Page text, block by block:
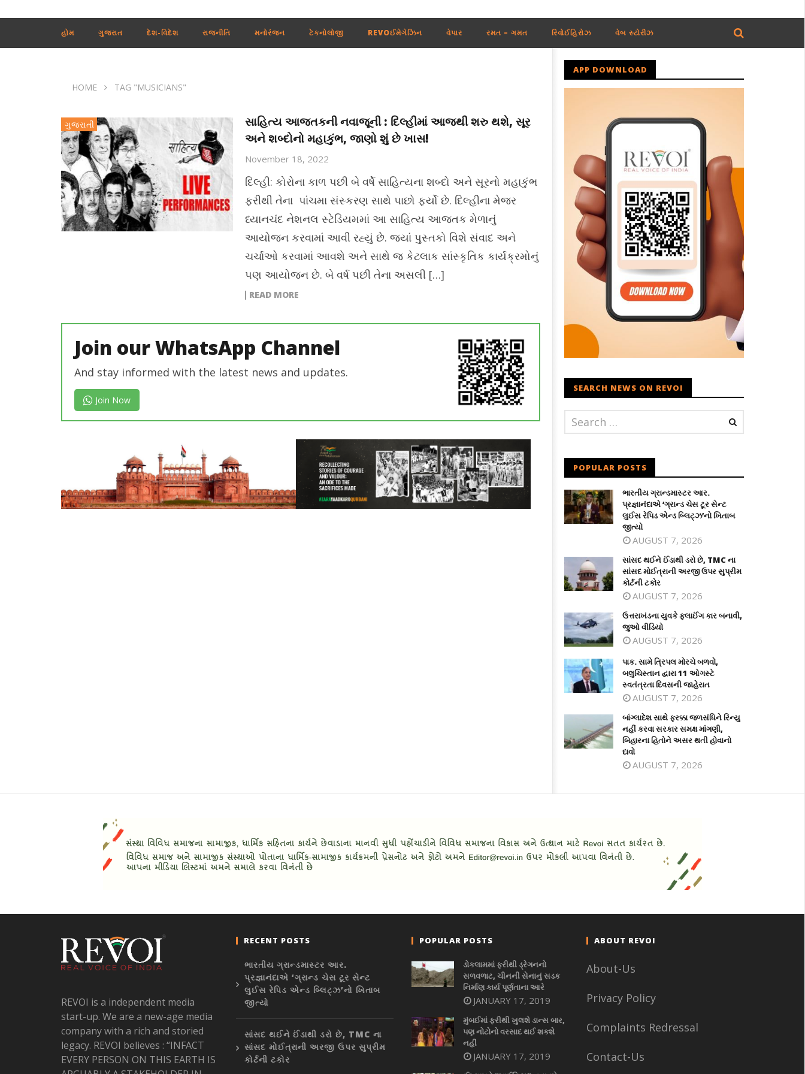
હોમ ગુજરાત દેશ-વિદેશ રાજનીતિ મનોરંજન ટેકનોલોજી REVOઈમેગેઝિન વેપાર રમત – ગમત રિવોઈહિરોઝ વેબ સ્ટોરીઝ
HOME TAG "MUSICIANS"
ગુજરાતી
સાહિત્ય આજતકની નવાજૂની : દિલ્હીમાં આજથી શરુ થશે, સૂર
અને શબ્દોનો મહાકુંભ, જાણો શું છે ખાસ!
November 18, 2022
દિલ્હી: કોરોના કાળ પછી બે વર્ષે સાહિત્યના શબ્દો અને સૂરનો મહાકુંભ
ફરીથી તેના પાંચમા સંસ્કરણ સાથે પાછો ફર્યો છે. દિલ્હીના મેજર
ધ્યાનચંદ નેશનલ સ્ટેડિયમમાં આ સાહિત્ય આજતક મેળાનું
આયોજન કરવામાં આવી રહ્યું છે. જ્યાં પુસ્તકો વિશે સંવાદ અને
ચર્ચાઓ કરવામાં આવશે અને સાથે જ કેટલાક સાંસ્કૃતિક કાર્યક્રમોનું
પણ આયોજન છે. બે વર્ષ પછી તેના અસલી […]
READ MORE
Join our WhatsApp Channel
And stay informed with the latest news and updates.
Join Now
APP DOWNLOAD
SEARCH NEWS ON REVOI
POPULAR POSTS
ભારતીય ગ્રાન્ડમાસ્ટર આર.
પ્રજ્ઞાનંદાએ ‘ગ્રાન્ડ ચેસ ટૂર સેન્ટ
લુઈસ રેપિડ એન્ડ બ્લિટ્ઝ’નો ખિતાબ
જીત્યો
AUGUST 7, 2026
સાંસદ થઈને ઈંડાથી ડરો છે, TMC ના
સાંસદ મોઈત્રાની અરજી ઉપર સુપ્રીમ
કોર્ટની ટકોર
AUGUST 7, 2026
ઉત્તરાખંડના યુવકે ફ્લાઈંગ કાર બનાવી,
જુઓ વીડિયો
AUGUST 7, 2026
પાક. સામે ત્રિપલ મોરચે બળવો,
બલુચિસ્તાન દ્વારા 11 ઓગસ્ટે
સ્વતંત્રતા દિવસની જાહેરાત
AUGUST 7, 2026
બાંગ્લાદેશ સાથે ફરક્કા જળસંધિને રિન્યુ
નહીં કરવા સરકાર સમક્ષ માંગણી,
બિહારના હિતોને અસર થતી હોવાનો
દાવો
AUGUST 7, 2026
REVOI is a independent media
start-up. We are a new-age media
company with a rich and storied
legacy. REVOI believes : “INFACT
EVERY PERSON ON THIS EARTH IS
RECENT POSTS
ભારતીય ગ્રાન્ડમાસ્ટર આર.
પ્રજ્ઞાનંદાએ ‘ગ્રાન્ડ ચેસ ટૂર સેન્ટ
લુઈસ રેપિડ એન્ડ બ્લિટ્ઝ’નો ખિતાબ
જીત્યો
સાંસદ થઈને ઈંડાથી ડરો છે, TMC ના
સાંસદ મોઈત્રાની અરજી ઉપર સુપ્રીમ
કોર્ટની ટકોર
POPULAR POSTS
ડોકલામમાં ફરીથી ડ્રેગનનો
સળવળાટ, ચીનની સેનાનું સડક
નિર્માણ કાર્ય પૂર્ણતાના આરે
JANUARY 17, 2019
મુંબઈમાં ફરીથી ખુલશે ડાન્સ બાર,
પણ નોટોનો વરસાદ થઈ શકશે
નહીં
JANUARY 17, 2019
ABOUT REVOI
About-Us
Privacy Policy
Complaints Redressal
Contact-Us